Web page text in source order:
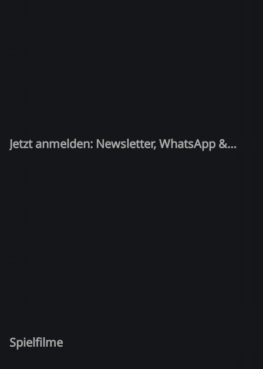
Jetzt anmelden: Newsletter, WhatsApp &
Spielfilme